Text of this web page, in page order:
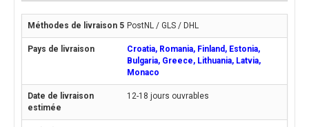
PostNL / GLS / DHL
Croatia, Romania, Finland, Estonia,
Bulgaria, Greece, Lithuania, Latvia,
Monaco
12-18 jours ouvrables